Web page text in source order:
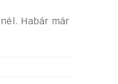
Habár már